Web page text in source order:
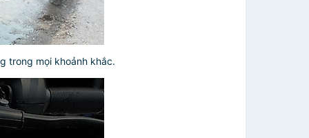
trong mọi khoảnh khắc.